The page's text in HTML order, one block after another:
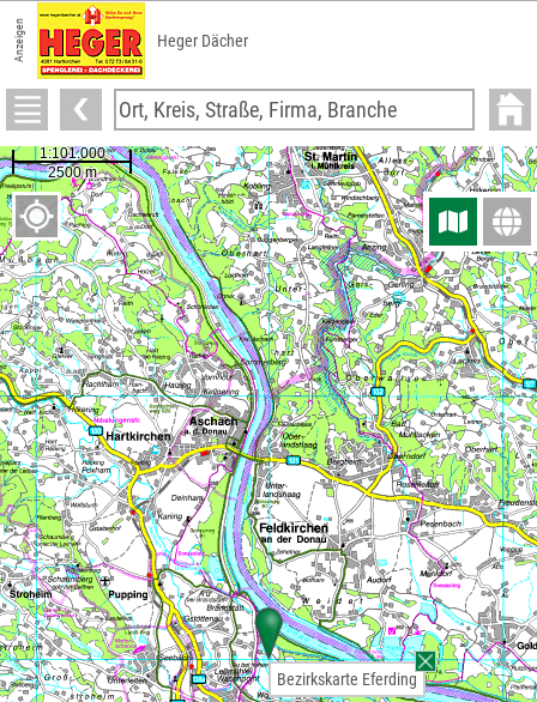
Anzeigen Heger Dächer
Bezirkskarte Eferding